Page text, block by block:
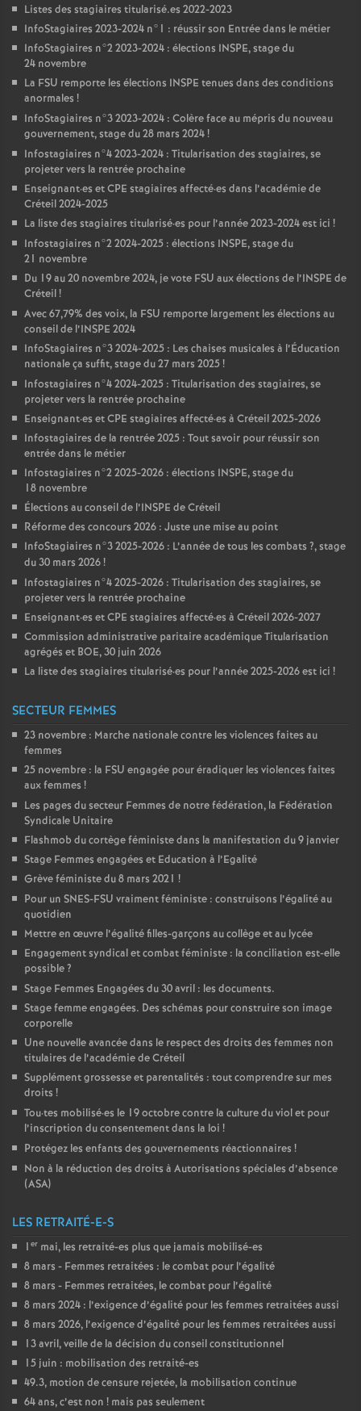
Listes des stagiaires titularisé.es 2022-2023
InfoStagiaires 2023-2024 n°1 : réussir son Entrée dans le métier
InfoStagiaires n°2 2023-2024 : élections INSPE, stage du
24 novembre
La FSU remporte les élections INSPE tenues dans des conditions
anormales !
InfoStagiaires n°3 2023-2024 : Colère face au mépris du nouveau
gouvernement, stage du 28 mars 2024!
Infostagiaires n°4 2023-2024 : Titularisation des stagiaires, se
projeter vers la rentrée prochaine
Enseignant·es etCPE stagiaires affecté·es dans l’académie de
Créteil 2024-2025
La liste des stagiaires titularisé·es pour l’année 2023-2024 est ici !
Infostagiaires n°2 2024-2025 : élections INSPE, stage du
21 novembre
Du 19 au 20 novembre 2024, je vote FSU aux élections de l’INSPE de
Créteil!
Avec 67,79% des voix, la FSU remporte largement les élections au
conseil de l’INSPE 2024
InfoStagiaires n°3 2024-2025 : Les chaises musicales à l’Éducation
nationale ça suffit, stage du 27 mars 2025!
Infostagiaires n°4 2024-2025 : Titularisation des stagiaires, se
projeter vers la rentrée prochaine
Enseignant·es etCPE stagiaires affecté·es à Créteil 2025-2026
Infostagiaires de la rentrée 2025 : Tout savoir pour réussir son
entrée dans le métier
Infostagiaires n°2 2025-2026 : élections INSPE, stage du
18 novembre
Élections au conseil de l’INSPE de Créteil
Réforme des concours 2026 : Juste une mise au point
InfoStagiaires n°3 2025-2026 : L’année de tous les combats ?, stage
du 30 mars 2026!
Infostagiaires n°4 2025-2026 : Titularisation des stagiaires, se
projeter vers la rentrée prochaine
Enseignant·es etCPE stagiaires affecté·es à Créteil 2026-2027
Commission administrative paritaire académique Titularisation
agrégés et BOE, 30 juin 2026
La liste des stagiaires titularisé·es pour l’année 2025-2026 est ici !
SECTEUR FEMMES
23 novembre : Marche nationale contre les violences faites au
femmes
25 novembre : la FSU engagée pour éradiquer les violences faites
aux femmes !
Les pages du secteur Femmes de notre fédération, la Fédération
Syndicale Unitaire
Flashmob du cortège féministe dans la manifestation du 9 janvier
Stage Femmes engagées et Education à l’Egalité
Grève féministe du 8 mars 2021 !
Pour un SNES-FSU vraiment féministe : construisons l’égalité au
quotidien
Mettre en œuvre l’égalité filles-garçons au collège et au lycée
Engagement syndical et combat féministe : la conciliation est-elle
possible?
Stage Femmes Engagées du 30 avril : les documents.
Stage femme engagées. Des schémas pour construire son image
corporelle
Une nouvelle avancée dans le respect des droits des femmes non
titulaires de l’académie de Créteil
Supplément grossesse et parentalités : tout comprendre sur mes
droits !
Tou·tes mobilisé·es le 19 octobre contre la culture du viol et pour
l’inscription du consentement dans la loi !
Protégez les enfants des gouvernements réactionnaires !
Non à la réduction des droits à Autorisations spéciales d’absence
(ASA)
LES RETRAITÉ-E-S
1 er mai, les retraité-es plus que jamais mobilisé-es
8 mars - Femmes retraitées : le combat pour l’égalité
8 mars - Femmes retraitées, le combat pour l’égalité
8 mars 2024 : l’exigence d’égalité pour les femmes retraitées aussi
8 mars 2026, l’exigence d’égalité pour les femmes retraitées aussi
13 avril, veille de la décision du conseil constitutionnel
15 juin : mobilisation des retraité-es
49.3, motion de censure rejetée, la mobilisation continue
64 ans, c’est non ! mais pas seulement